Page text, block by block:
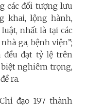
các đối tượng lưu
khai, lộng hành,
nhất là tại các
ga, bệnh viện”;
đều đạt tỷ lệ trên
nghiêm trọng,
ra.
đạo 197 thành